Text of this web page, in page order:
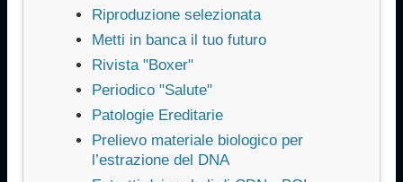
Riproduzione selezionata
Metti in banca il tuo futuro
Rivista "Boxer"
Periodico "Salute"
Patologie Ereditarie
Prelievo materiale biologico per
l’estrazione del DNA